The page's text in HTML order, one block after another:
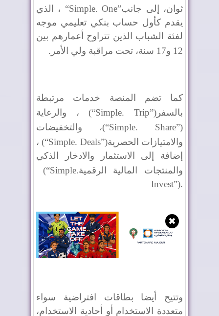
ثوان، إلى جانب“Simple. One” ، الذي
يقدم كأول حساب بنكي تعليمي موجه
لفئة الشباب الذين تتراوح أعمارهم بين
12 و17 سنة، تحت مراقبة ولي الأمر
.
كما تضم المنصة خدمات مرتبطة
بالسفر (“Simple. Trip”) ، والرعاية
(“Simple. Share”)، والتخفيضات
والامتيازات الحصرية(“Simple. Deals”) ،
إضافة إلى الاستثمار والادخار الذكي
والمنتجات المالية الرقمية(“Simple.
Invest”).
✖
وتتيح أيضا بطاقات افتراضية سواء
متعددة الاستخدام أو أحادية الاستخدام،